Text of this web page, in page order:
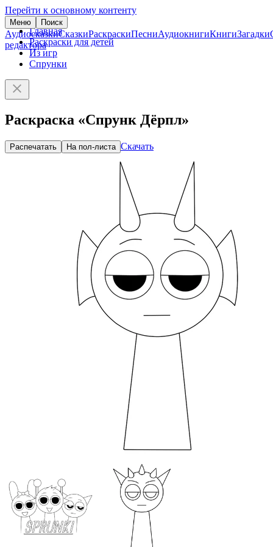
Перейти к основному контенту
Меню Поиск
АудиосказкиСказкиРаскраскиПесниАудиокнигиКнигиЗагадки
редактора
Главная
Раскраски для детей
Из игр
Спрунки
Раскраска «Спрунк Дёрпл»
Распечатать На пол-листа Скачать